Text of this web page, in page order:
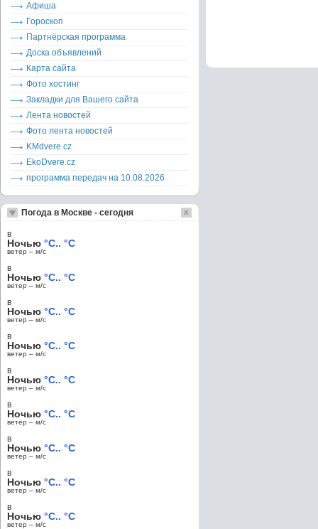
Афиша
Гороскоп
Партнёрская программа
Доска объявлений
Карта сайта
Фото хостинг
Закладки для Вашего сайта
Лента новостей
Фото лента новостей
KMdvere.cz
EkoDvere.cz
программа передач на 10.08.2026
Погода в Москве - сегодня
в
Ночью °C.. °C
ветер – м/c
в
Ночью °C.. °C
ветер – м/c
в
Ночью °C.. °C
ветер – м/c
в
Ночью °C.. °C
ветер – м/c
в
Ночью °C.. °C
ветер – м/c
в
Ночью °C.. °C
ветер – м/c
в
Ночью °C.. °C
ветер – м/c
в
Ночью °C.. °C
ветер – м/c
в
Ночью °C.. °C
ветер – м/c